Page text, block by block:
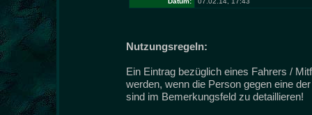
Nutzungsregeln:
Ein Eintrag bezüglich eines Fahrers /
werden, wenn die Person gegen eine
sind im Bemerkungsfeld zu detaillieren!